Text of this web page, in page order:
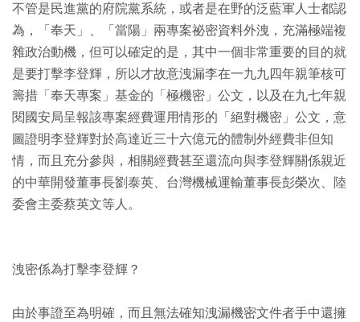
不管是民進黨的府院黨系統，或者是在野的泛藍軍人士都認
為，「奉天」、「當陽」兩專案祕密資料外洩，充滿極端複
雜政治動機，但可以確定的是，其中一個非常重要的目的就
是要打擊李登輝，所以才故意洩漏李在一九九四年親筆核可
籌措「奉天專案」基金的「極機密」公文，以及在九七年親
閱國安局呈報該專案經費運用情形的「絕對機密」公文，意
圖證明李登輝對於高達近三十六億元的體制外經費非但知
情，而且充分參與，相關經費甚至還流向與李登輝關係親近
的中華開發董事長劉泰英、台灣機械運輸董事長彭榮次、陸
委會主委蔡英文等人。
洩密係為打擊李登輝？
由於事證至為明確，而且無法確知洩漏機密文件者手中還擁